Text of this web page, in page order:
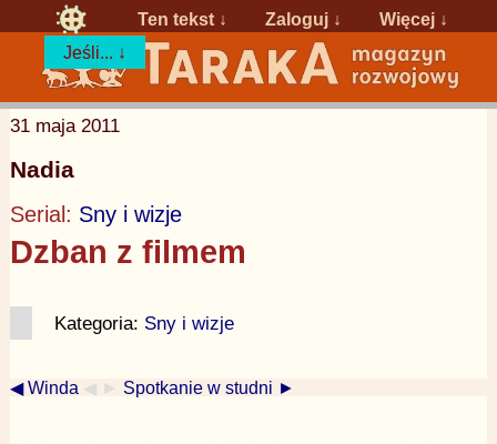
Ten tekst ↓ Zaloguj ↓
Więcej ↓
Jeśli... ↓
31 maja 2011
Nadia
Serial: Sny i wizje
Dzban z filmem
Kategoria: Sny i wizje
◀ Winda ◀ ► Spotkanie w studni ►